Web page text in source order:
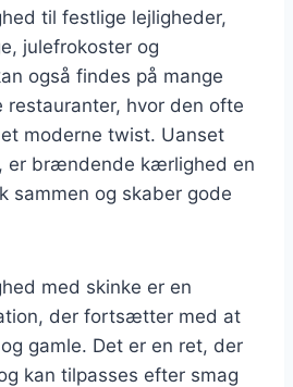
til festlige lejligheder,
julefrokoster og
også findes på mange
restauranter, hvor den ofte
moderne twist. Uanset
er brændende kærlighed en
sammen og skaber gode
med skinke er en
der fortsætter med at
gamle. Det er en ret, der
kan tilpasses efter smag